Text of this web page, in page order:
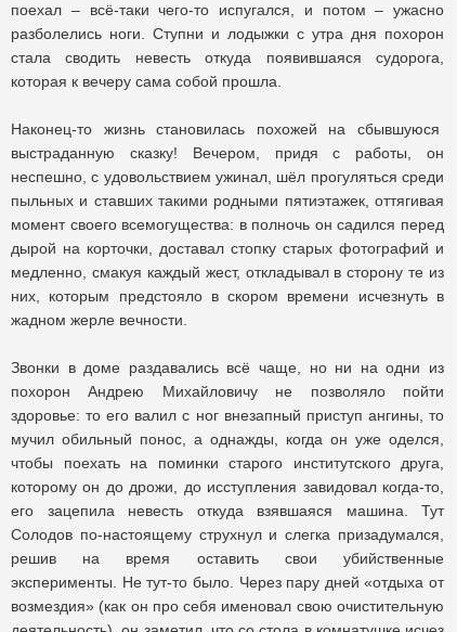
поехал – всё-таки чего-то испугался, и потом – ужасно
разболелись ноги. Ступни и лодыжки с утра дня похорон
стала сводить невесть откуда появившаяся судорога,
которая к вечеру сама собой прошла.
Наконец-то жизнь становилась похожей на сбывшуюся
выстраданную сказку! Вечером, придя с работы, он
неспешно, с удовольствием ужинал, шёл прогуляться среди
пыльных и ставших такими родными пятиэтажек, оттягивая
момент своего всемогущества: в полночь он садился перед
дырой на корточки, доставал стопку старых фотографий и
медленно, смакуя каждый жест, откладывал в сторону те из
них, которым предстояло в скором времени исчезнуть в
жадном жерле вечности.
Звонки в доме раздавались всё чаще, но ни на одни из
похорон Андрею Михайловичу не позволяло пойти
здоровье: то его валил с ног внезапный приступ ангины, то
мучил обильный понос, а однажды, когда он уже оделся,
чтобы поехать на поминки старого институтского друга,
которому он до дрожи, до исступления завидовал когда-то,
его зацепила невесть откуда взявшаяся машина. Тут
Солодов по-настоящему струхнул и слегка призадумался,
решив на время оставить свои убийственные
эксперименты. Не тут-то было. Через пару дней «отдыха от
возмездия» (как он про себя именовал свою очистительную